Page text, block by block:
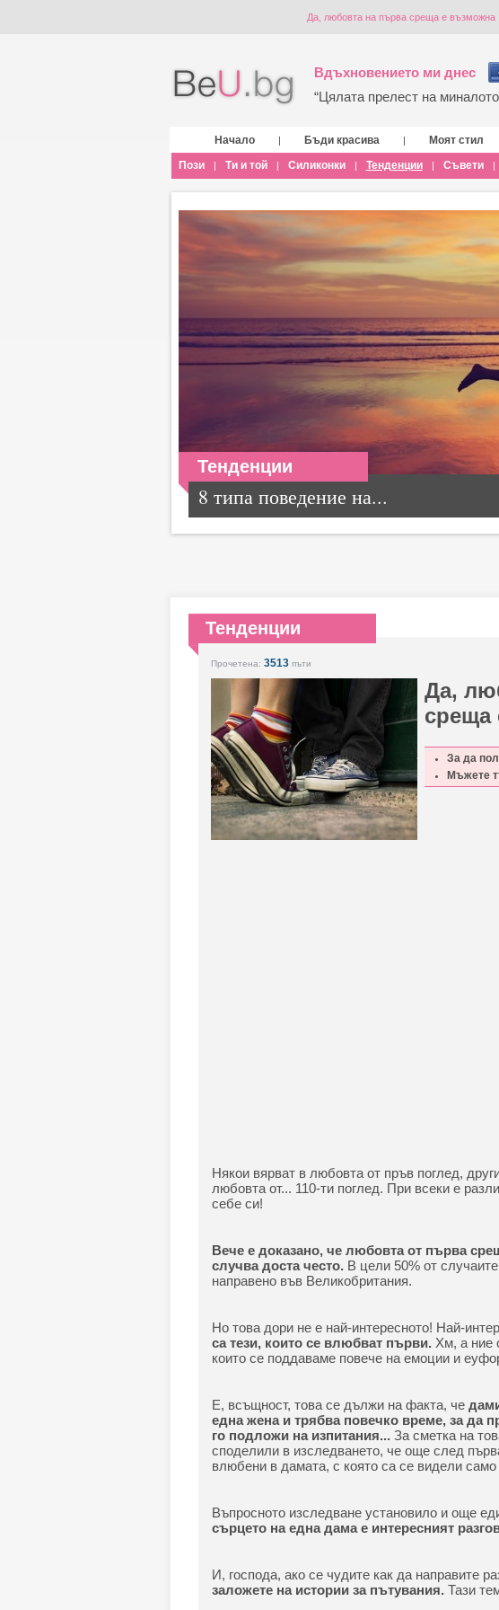
Да, любовта на първа среща е възможна
Вдъхновението ми днес
“Цялата прелест на
Начало | Бъди красива | Моят стил
Пози
| Ти и той | Силиконки | Тенденции | Съвети |
Тенденции
8 типа поведение на...
Тенденции
Прочетена: 3513пъти
Да,
среща
За да
Мъжете
Някои вярват в любовта от пръв поглед,
любовта от... 110-ти поглед. При всеки е
себе си!
Вече е доказано, че любовта от първа
случва доста често. В цели 50% от
направено във Великобритания.
Но това дори не е най-интересното! Най-
са тези, които се влюбват първи.Хм, а ние
които се поддаваме повече на емоции и
Е, всъщност, това се дължи на факта, че
една жена и трябва повечко време, за да
го подложи на изпитания... За сметка на
споделили в изследването, че още след
влюбени в дамата, с която са се видели
Въпросното изследване установило и още
сърцето на една дама е интересният
И, господа, ако се чудите как да направите
заложете на истории за пътувания.Тази